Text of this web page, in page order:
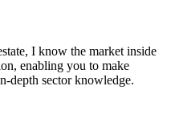
I know the market inside
enabling you to make
depth sector knowledge.